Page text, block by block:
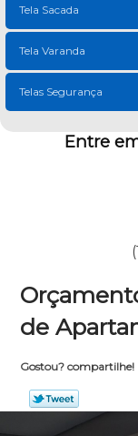
Tela Sacada
Tela Varanda
Telas Segurança
Entre
de
Gostou? compartilhe!